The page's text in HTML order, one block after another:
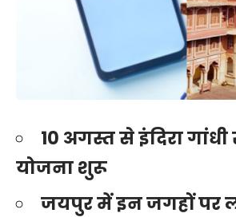
10 अगस्त से इंदिरा गांधी
योजना शुरू
जयपुर में इन जगहों पर